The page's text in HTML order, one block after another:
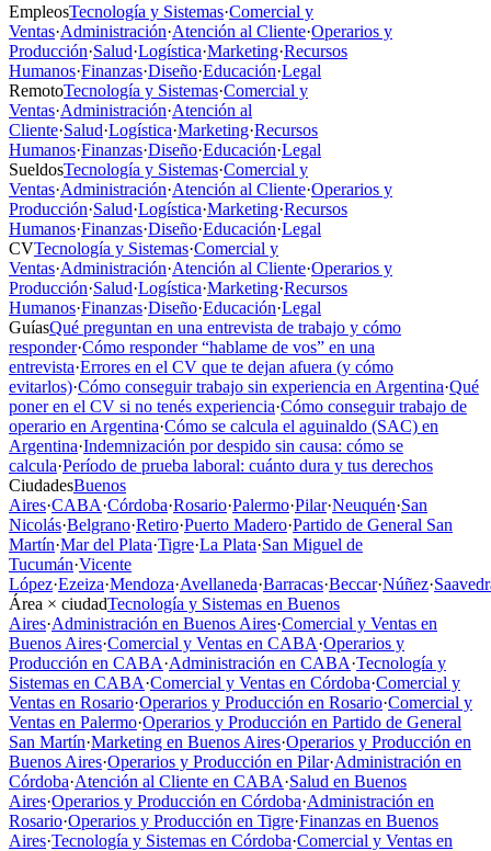
EmpleosTecnología y Sistemas·Comercial y
Ventas·Administración·Atención al Cliente·Operarios y
Producción·Salud·Logística·Marketing·Recursos
Humanos·Finanzas·Diseño·Educación·Legal
RemotoTecnología y Sistemas·Comercial y
Ventas·Administración·Atención al
Cliente·Salud·Logística·Marketing·Recursos
Humanos·Finanzas·Diseño·Educación·Legal
SueldosTecnología y Sistemas·Comercial y
Ventas·Administración·Atención al Cliente·Operarios y
Producción·Salud·Logística·Marketing·Recursos
Humanos·Finanzas·Diseño·Educación·Legal
CVTecnología y Sistemas·Comercial y
Ventas·Administración·Atención al Cliente·Operarios y
Producción·Salud·Logística·Marketing·Recursos
Humanos·Finanzas·Diseño·Educación·Legal
GuíasQué preguntan en una entrevista de trabajo y cómo
responder·Cómo responder “hablame de vos” en una
entrevista·Errores en el CV que te dejan afuera (y cómo
evitarlos)·Cómo conseguir trabajo sin experiencia en Argentina·Qué
poner en el CV si no tenés experiencia·Cómo conseguir trabajo de
operario en Argentina·Cómo se calcula el aguinaldo (SAC) en
Argentina·Indemnización por despido sin causa: cómo se
calcula·Período de prueba laboral: cuánto dura y tus derechos
CiudadesBuenos
Aires·CABA·Córdoba·Rosario·Palermo·Pilar·Neuquén·San
Nicolás·Belgrano·Retiro·Puerto Madero·Partido de General San
Martín·Mar del Plata·Tigre·La Plata·San Miguel de
Tucumán·Vicente
López·Ezeiza·Mendoza·Avellaneda·Barracas·Beccar·Núñez·
Área × ciudadTecnología y Sistemas en Buenos
Aires·Administración en Buenos Aires·Comercial y Ventas en
Buenos Aires·Comercial y Ventas en CABA·Operarios y
Producción en CABA·Administración en CABA·Tecnología y
Sistemas en CABA·Comercial y Ventas en Córdoba·Comercial y
Ventas en Rosario·Operarios y Producción en Rosario·Comercial y
Ventas en Palermo·Operarios y Producción en Partido de General
San Martín·Marketing en Buenos Aires·Operarios y Producción en
Buenos Aires·Operarios y Producción en Pilar·Administración en
Córdoba·Atención al Cliente en CABA·Salud en Buenos
Aires·Operarios y Producción en Córdoba·Administración en
Rosario·Operarios y Producción en Tigre·Finanzas en Buenos
Aires·Tecnología y Sistemas en Córdoba·Comercial y Ventas en